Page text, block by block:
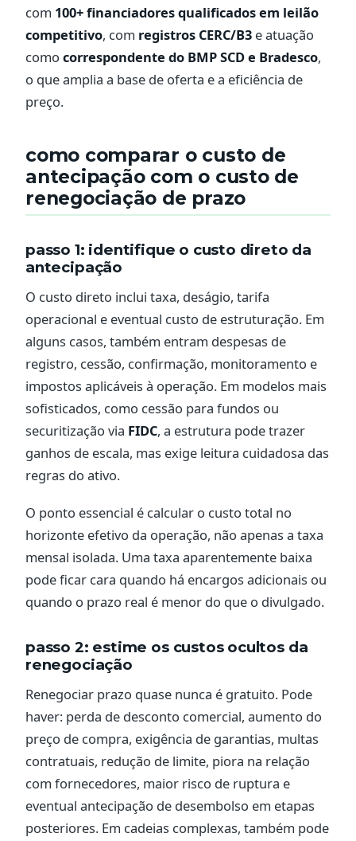
com 100+ financiadores qualificados em leilão
competitivo, com registros CERC/B3 e atuação
como correspondente do BMP SCD e Bradesco,
o que amplia a base de oferta e a eficiência de
preço.
como comparar o custo de
antecipação com o custo de
renegociação de prazo
passo 1: identifique o custo direto da
antecipação
O custo direto inclui taxa, deságio, tarifa
operacional e eventual custo de estruturação. Em
alguns casos, também entram despesas de
registro, cessão, confirmação, monitoramento e
impostos aplicáveis à operação. Em modelos mais
sofisticados, como cessão para fundos ou
securitização via FIDC, a estrutura pode trazer
ganhos de escala, mas exige leitura cuidadosa das
regras do ativo.
O ponto essencial é calcular o custo total no
horizonte efetivo da operação, não apenas a taxa
mensal isolada. Uma taxa aparentemente baixa
pode ficar cara quando há encargos adicionais ou
quando o prazo real é menor do que o divulgado.
passo 2: estime os custos ocultos da
renegociação
Renegociar prazo quase nunca é gratuito. Pode
haver: perda de desconto comercial, aumento do
preço de compra, exigência de garantias, multas
contratuais, redução de limite, piora na relação
com fornecedores, maior risco de ruptura e
eventual antecipação de desembolso em etapas
posteriores. Em cadeias complexas, também pode